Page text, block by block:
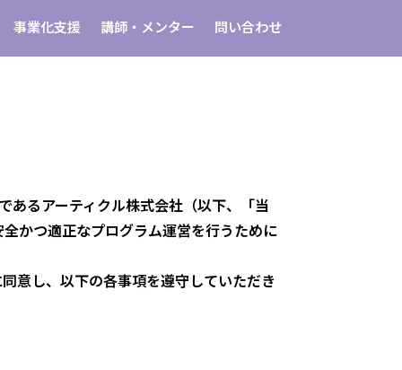
事業化支援 講師・メンター 問い合わせ
るアーティクル株式会社（以下、「当
かつ適正なプログラム運営を行うために
意し、以下の各事項を遵守していただき